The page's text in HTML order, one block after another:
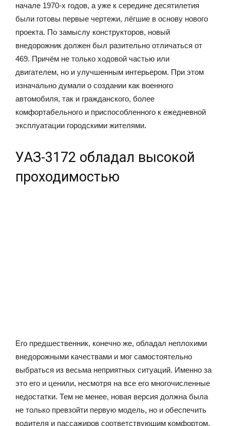
начале 1970-х годов, а уже к середине десятилетия
были готовы первые чертежи, лёгшие в основу нового
проекта. По замыслу конструкторов, новый
внедорожник должен был разительно отличаться от
469. Причём не только ходовой частью или
двигателем, но и улучшенным интерьером. При этом
изначально думали о создании как военного
автомобиля, так и гражданского, более
комфортабельного и приспособленного к ежедневной
эксплуатации городскими жителями.
УАЗ-3172 обладал высокой
проходимостью
Его предшественник, конечно же, обладал неплохими
внедорожными качествами и мог самостоятельно
выбраться из весьма неприятных ситуаций. Именно за
это его и ценили, несмотря на все его многочисленные
недостатки. Тем не менее, новая версия должна была
не только превзойти первую модель, но и обеспечить
водителя и пассажиров соответствующим комфортом,